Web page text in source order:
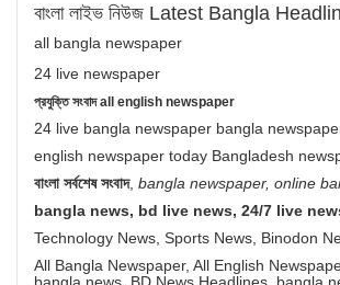
বাংলা লাইভ নিউজ Latest Bangla
all bangla newspaper
24 live newspaper
প্রযুক্তি সংবাদ all english newspaper
24 live bangla newspaper bangla
english newspaper today Bangladesh
বাংলা সর্বশেষ সংবাদ, bangla newspaper, online
bangla news, bd live news, 24/7 live
Technology News, Sports News, Binodon
All Bangla Newspaper, All English
bangla news, BD News Headlines, bangla